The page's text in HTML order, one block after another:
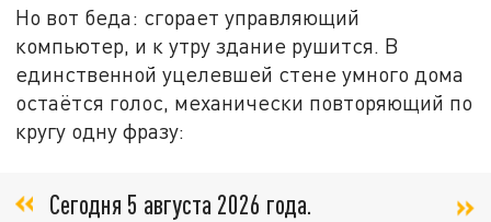
Но вот беда: сгорает управляющий
компьютер, и к утру здание рушится. В
единственной уцелевшей стене умного дома
остаётся голос, механически повторяющий по
кругу одну фразу:
Сегодня 5 августа 2026 года.